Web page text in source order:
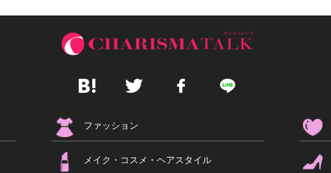
ファッション
メイク・コスメ・ヘアスタイル